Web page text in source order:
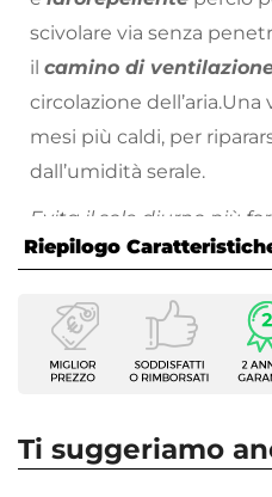
scivolare via senza
il camino di
circolazione dell’aria.Una
mesi più caldi, per
dall’umidità serale.
Evita il sole diurno più
serale. Mettiti al riparo
E per prolungare la sua
stagione,
ti
indispensabile per
mantenendolo sempre
Riepilogo
Caratteristiche
Tipologia
Palo laterale
Dimensioni
Ti suggeriamo